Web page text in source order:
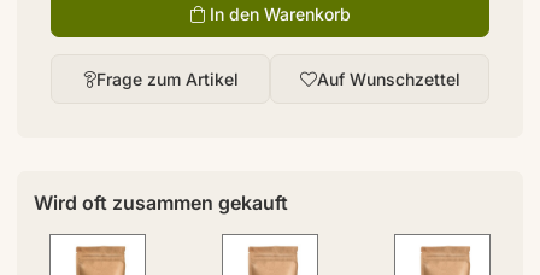
Frage zum Artikel Auf Wunschzettel
In den Warenkorb
Wird oft zusammen gekauft